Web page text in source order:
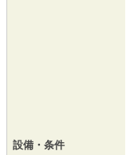
設備・条件